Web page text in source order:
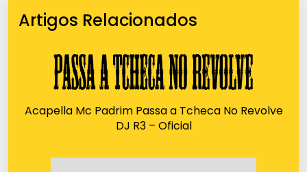
Artigos Relacionados
Acapella Mc Padrim Passa a Tcheca No Revolve
DJ R3 – Oficial